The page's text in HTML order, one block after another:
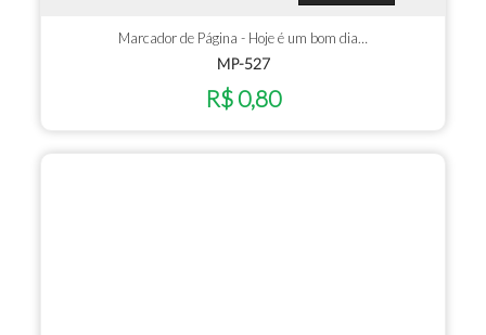
Marcador de Página - Hoje é um bom dia…
MP-527
R$ 0,80